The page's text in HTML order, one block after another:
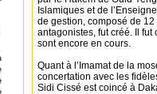
Islamiques et de
de gestion, composé de
antagonistes, fut créé. Il
sont encore en cours.
Quant à l’Imamat de la
concertation avec les
Sidi Cissé est coincé à